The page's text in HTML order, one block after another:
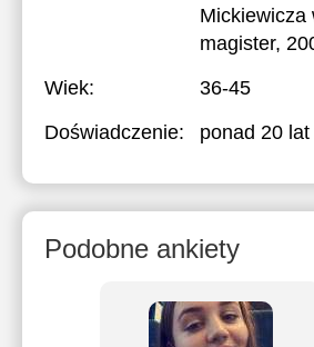
Mickiewicza
magister,
Wiek:
36-45
Doświadczenie:
ponad 20 lat
Podobne ankiety